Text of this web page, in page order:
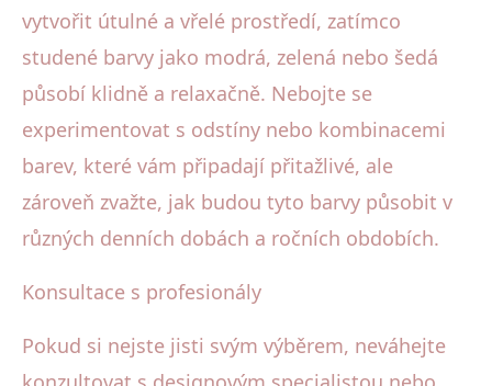
vytvořit útulné a vřelé prostředí, zatímco
studené barvy jako modrá, zelená nebo šedá
působí klidně a relaxačně. Nebojte se
experimentovat s odstíny nebo kombinacemi
barev, které vám připadají přitažlivé, ale
zároveň zvažte, jak budou tyto barvy působit v
různých denních dobách a ročních obdobích.
Konsultace s profesionály
Pokud si nejste jisti svým výběrem, neváhejte